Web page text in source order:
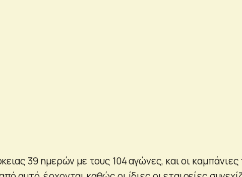
39 ημερών με τους 104 αγώνες, και οι